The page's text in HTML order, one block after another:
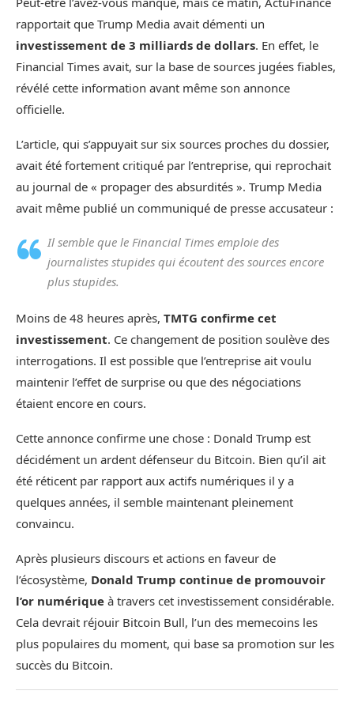
rapportait que Trump Media avait démenti un
investissement de 3 milliards de dollars. En effet, le
Financial Times avait, sur la base de sources jugées fiables,
révélé cette information avant même son annonce
officielle.
L’article, qui s’appuyait sur six sources proches du dossier,
avait été fortement critiqué par l’entreprise, qui reprochait
au journal de « propager des absurdités ». Trump Media
avait même publié un communiqué de presse accusateur :
Il semble que le Financial Times emploie des
journalistes stupides qui écoutent des sources encore
plus stupides.
Moins de 48 heures après, TMTG confirme cet
investissement. Ce changement de position soulève des
interrogations. Il est possible que l’entreprise ait voulu
maintenir l’effet de surprise ou que des négociations
étaient encore en cours.
Cette annonce confirme une chose : Donald Trump est
décidément un ardent défenseur du Bitcoin. Bien qu’il ait
été réticent par rapport aux actifs numériques il y a
quelques années, il semble maintenant pleinement
convaincu.
Après plusieurs discours et actions en faveur de
l’écosystème, Donald Trump continue de promouvoir
l’or numérique à travers cet investissement considérable.
Cela devrait réjouir Bitcoin Bull, l’un des memecoins les
plus populaires du moment, qui base sa promotion sur les
succès du Bitcoin.